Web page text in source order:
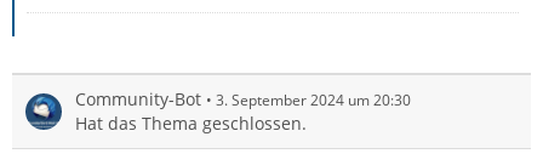
Community-Bot 3. September 2024 um 20:30
Hat das Thema geschlossen.